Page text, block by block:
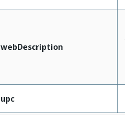
webDescription
upc